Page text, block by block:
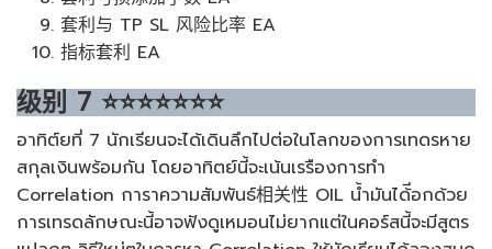
套利与 TP SL 风险比率 EA
指标套利 EA
级别 7 ⭐⭐⭐⭐⭐⭐⭐
อาทิต์ยที่ 7 นักเรียนจะได้เดินลึกไปต่อในโลกของการเทดรหาย
สกุลเงินพร้อมกัน โดยอาทิตย์นี้จะเน้นเรรืองการทำ
Correlation การาความสัมพันธ์相关性 OIL น้ำมันได้ีอกด้วย
การเทรดลักษณะนี้อาจฟังดูเหมอนไม่ยากแต่ในคอร์สนี้จะมีสูตร